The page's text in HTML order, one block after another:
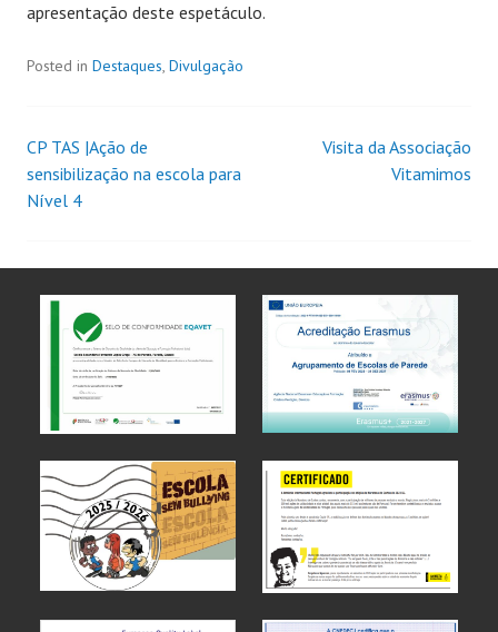
apresentação deste espetáculo.
Posted in Destaques, Divulgação
CP TAS |Ação de
sensibilização na escola para
Nível 4
Visita da Associação
Vitamimos